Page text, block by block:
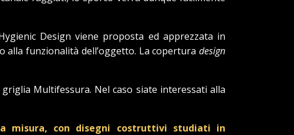
Design viene proposta ed apprezzata in
funzionalità dell’oggetto. La copertura design
Multifessura. Nel caso siate interessati alla
misura, con disegni costruttivi studiati in